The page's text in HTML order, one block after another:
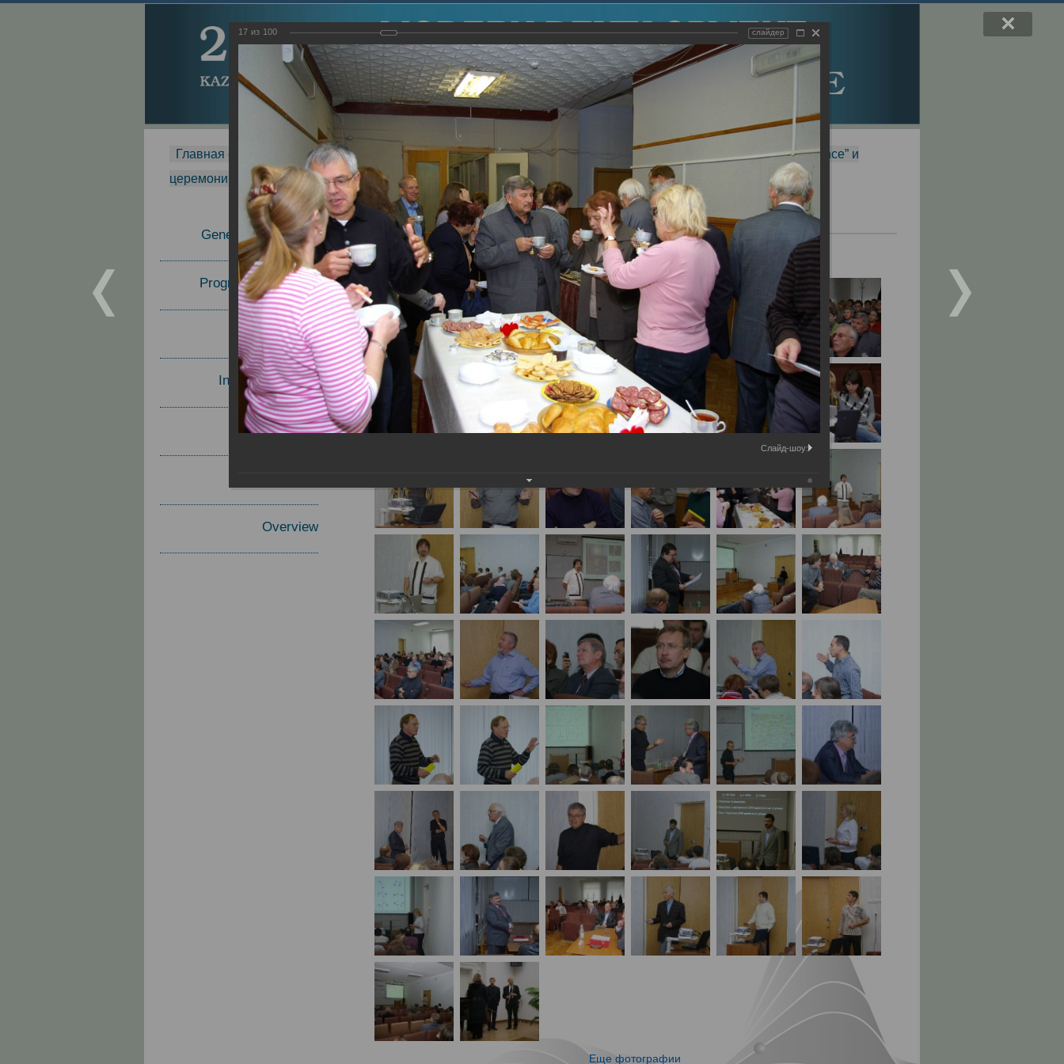
Главная страница MDMR -
Международная конференция “Modern Development of Magnetic Resonance” и
церемонии вручения премии Zavoisky Award
2008 г.
General Information
Program Committee
Topics
Invited Speakers
Materials
Overview
Report
2008 г.
Еще фотографии
17 из 100 слайдер
Слайд-шоу: